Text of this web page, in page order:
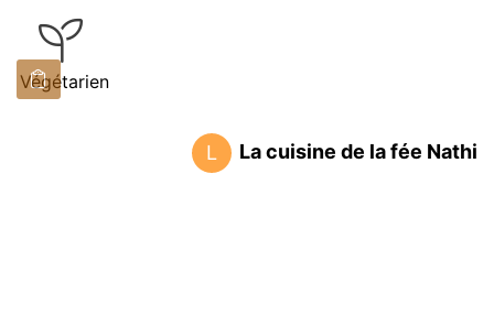
Végétarien
L La cuisine de la fée Nathi